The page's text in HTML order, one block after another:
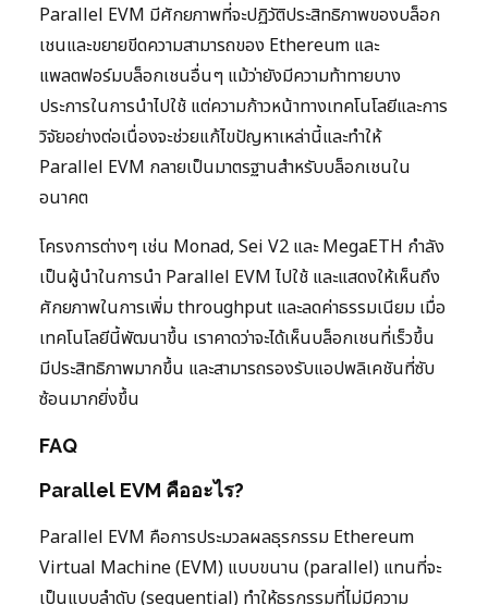
Parallel EVM มีศักยภาพที่จะปฏิวัติประสิทธิภาพของบล็อก
เชนและขยายขีดความสามารถของ Ethereum และ
แพลตฟอร์มบล็อกเชนอื่นๆ แม้ว่ายังมีความท้าทายบาง
ประการในการนำไปใช้ แต่ความก้าวหน้าทางเทคโนโลยีและการ
วิจัยอย่างต่อเนื่องจะช่วยแก้ไขปัญหาเหล่านี้และทำให้
Parallel EVM กลายเป็นมาตรฐานสำหรับบล็อกเชนใน
อนาคต
โครงการต่างๆ เช่น Monad, Sei V2 และ MegaETH กำลัง
เป็นผู้นำในการนำ Parallel EVM ไปใช้ และแสดงให้เห็นถึง
ศักยภาพในการเพิ่ม throughput และลดค่าธรรมเนียม เมื่อ
เทคโนโลยีนี้พัฒนาขึ้น เราคาดว่าจะได้เห็นบล็อกเชนที่เร็วขึ้น
มีประสิทธิภาพมากขึ้น และสามารถรองรับแอปพลิเคชันที่ซับ
ซ้อนมากยิ่งขึ้น
FAQ
Parallel EVM คืออะไร?
Parallel EVM คือการประมวลผลธุรกรรม Ethereum
Virtual Machine (EVM) แบบขนาน (parallel) แทนที่จะ
เป็นแบบลำดับ (sequential) ทำให้ธุรกรรมที่ไม่มีความ